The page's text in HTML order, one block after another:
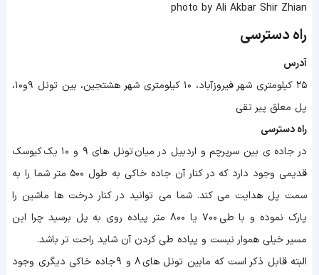
photo by Ali Akbar Shir Zhian
راه دسترسی
آدرس
۲۵ کیلومتری شهر فیروزآباد، ۱۰ کیلومتری شهر هشتجین، بین تونل ۹و۱۰،
پل معلق پیر تقی
راه دسترسی
در جاده ی بین سرپرچم و اردبیل در میان تونل های ۹ و ۱۰ یک کیوسک
قدیمی وجود دارد که در کنار آن جاده خاکی به طول ۵۰۰ متر شما را به
سمت پل هدایت می کند. شما می توانید در کنار درخت ها ماشین را
پارک نموده و با طی ۷۰۰ یا ۸۰۰ متر پیاده روی به پل برسید چرا این
مسیر خیلی هموار نیست و پیاده طی کردن آن شاید راحت تر باشد.
البته قابل ذکر است که مابین تونل های ۸ و ۹ جاده خاکی دیگری وجود